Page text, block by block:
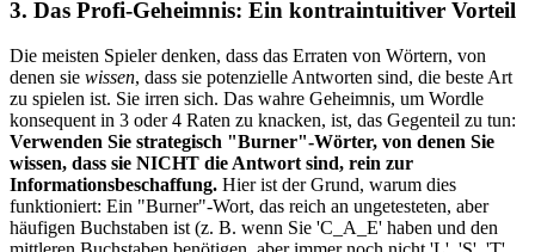
3. Das Profi-Geheimnis: Ein kontraintuitiver Vorteil
Die meisten Spieler denken, dass das Erraten von Wörtern, von
denen sie wissen, dass sie potenzielle Antworten sind, die beste Art
zu spielen ist. Sie irren sich. Das wahre Geheimnis, um Wordle
konsequent in 3 oder 4 Raten zu knacken, ist, das Gegenteil zu tun:
Verwenden Sie strategisch "Burner"-Wörter, von denen Sie
wissen, dass sie NICHT die Antwort sind, rein zur
Informationsbeschaffung. Hier ist der Grund, warum dies
funktioniert: Ein "Burner"-Wort, das reich an ungetesteten, aber
häufigen Buchstaben ist (z. B. wenn Sie 'C_A_E' haben und den